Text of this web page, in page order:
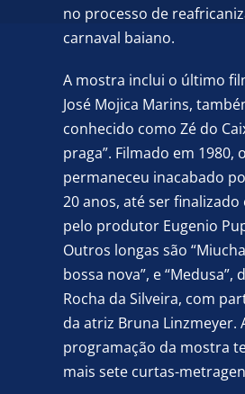
no processo de
carnaval baiano.
A mostra inclui o último
José Mojica Marins,
conhecido como Zé do
praga”. Filmado em 1980,
permaneceu inacabado
20 anos, até ser finalizado
pelo produtor Eugenio
Outros longas são
bossa nova”, e “Medusa”,
Rocha da Silveira, com
da atriz Bruna Linzmeyer.
programação da mostra
mais sete curtas-